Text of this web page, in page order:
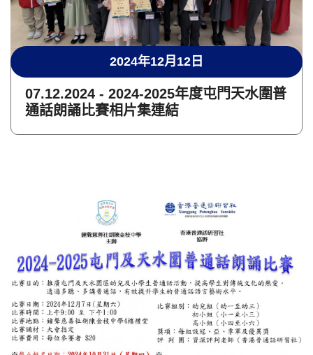
2024年12月12日
07.12.2024 - 2024-2025年度屯門天水圍普
通話朗誦比賽相片集連結